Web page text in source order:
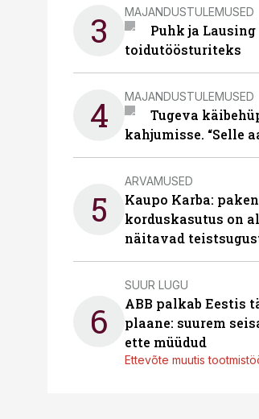
3 MAJANDUSTULEMUSED
Puhk ja
toidutöösturiteks
4 MAJANDUSTULEMUSED
Tugeva
kahjumisse. “Selle
5
ARVAMUSED
Kaupo Karba:
korduskasutus on
näitavad
6
SUUR LUGU
ABB palkab Eestis
plaane: suurem
ette müüdud
Ettevõte muutis